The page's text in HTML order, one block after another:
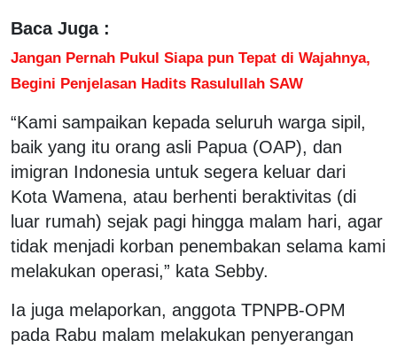
Baca Juga :
Jangan Pernah Pukul Siapa pun Tepat di Wajahnya,
Begini Penjelasan Hadits Rasulullah SAW
“Kami sampaikan kepada seluruh warga sipil,
baik yang itu orang asli Papua (OAP), dan
imigran Indonesia untuk segera keluar dari
Kota Wamena, atau berhenti beraktivitas (di
luar rumah) sejak pagi hingga malam hari, agar
tidak menjadi korban penembakan selama kami
melakukan operasi,” kata Sebby.
Ia juga melaporkan, anggota TPNPB-OPM
pada Rabu malam melakukan penyerangan